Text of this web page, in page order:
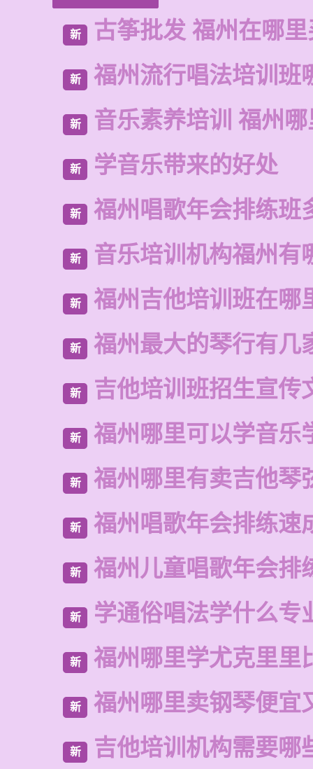
新 古筝批发 福州在哪
新 福州流行唱法培训班
新 音乐素养培训 福州
新 学音乐带来的好处
新 福州唱歌年会排练班
新 音乐培训机构福州有
新 福州吉他培训班在哪
新 福州最大的琴行有几
新 吉他培训班招生宣传
新 福州哪里可以学音乐
新 福州哪里有卖吉他琴
新 福州唱歌年会排练速
新 福州儿童唱歌年会排
新 学通俗唱法学什么专
新 福州哪里学尤克里里
新 福州哪里卖钢琴便宜
新 吉他培训机构需要哪